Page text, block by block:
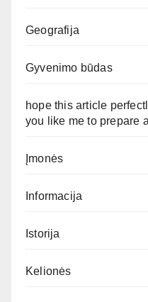
Geografija
Gyvenimo būdas
hope this article
you like me to prepare
Įmonės
Informacija
Istorija
Kelionės